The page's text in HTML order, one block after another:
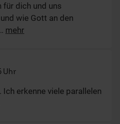
für dich und uns
wie Gott an den
mehr
Uhr
Ich erkenne viele parallelen